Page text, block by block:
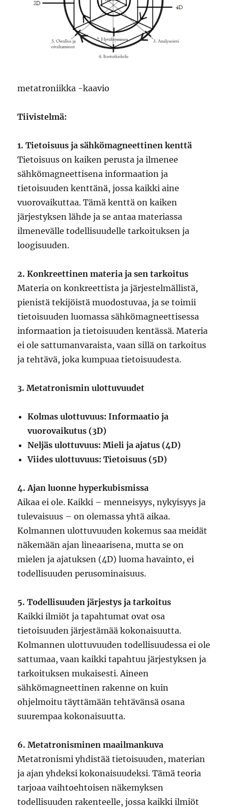
metatroniikka -kaavio
Tiivistelmä:
1. Tietoisuus ja sähkömagneettinen kenttä
Tietoisuus on kaiken perusta ja ilmenee
sähkömagneettisena informaation ja
tietoisuuden kenttänä, jossa kaikki aine
vuorovaikuttaa. Tämä kenttä on kaiken
järjestyksen lähde ja se antaa materiassa
ilmenevälle todellisuudelle tarkoituksen ja
loogisuuden.
2. Konkreettinen materia ja sen tarkoitus
Materia on konkreettista ja järjestelmällistä,
pienistä tekijöistä muodostuvaa, ja se toimii
tietoisuuden luomassa sähkömagneettisessa
informaation ja tietoisuuden kentässä. Materia
ei ole sattumanvaraista, vaan sillä on tarkoitus
ja tehtävä, joka kumpuaa tietoisuudesta.
3. Metatronismin ulottuvuudet
Kolmas ulottuvuus: Informaatio ja
vuorovaikutus (3D)
Neljäs ulottuvuus: Mieli ja ajatus (4D)
Viides ulottuvuus: Tietoisuus (5D)
4. Ajan luonne hyperkubismissa
Aikaa ei ole. Kaikki – menneisyys, nykyisyys ja
tulevaisuus – on olemassa yhtä aikaa.
Kolmannen ulottuvuuden kokemus saa meidät
näkemään ajan lineaarisena, mutta se on
mielen ja ajatuksen (4D) luoma havainto, ei
todellisuuden perusominaisuus.
5. Todellisuuden järjestys ja tarkoitus
Kaikki ilmiöt ja tapahtumat ovat osa
tietoisuuden järjestämää kokonaisuutta.
Kolmannen ulottuvuuden todellisuudessa ei ole
sattumaa, vaan kaikki tapahtuu järjestyksen ja
tarkoituksen mukaisesti. Aineen
sähkömagneettinen rakenne on kuin
ohjelmoitu täyttämään tehtävänsä osana
suurempaa kokonaisuutta.
6. Metatronisminen maailmankuva
Metatronismi yhdistää tietoisuuden, materian
ja ajan yhdeksi kokonaisuudeksi. Tämä teoria
tarjoaa vaihtoehtoisen näkemyksen
todellisuuden rakenteelle, jossa kaikki ilmiöt